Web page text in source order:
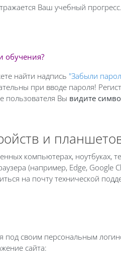
Ваш учебный
обучения?
найти надпись "Забыли
при вводе пароля!
пользователя Вы видите
и
компьютерах, ноутбуках,
(например, Edge,
на почту технической
под своим персональным
сайта: